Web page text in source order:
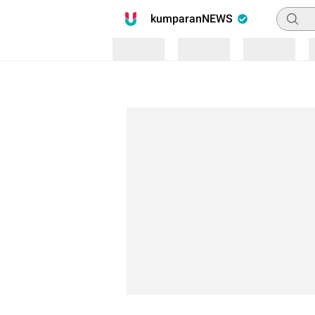
kumparanNEWS